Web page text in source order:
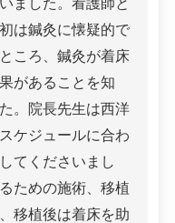
は鍼灸に懐疑的で
ころ、鍼灸が着床
があることを知
。院長先生は西洋
ケジュールに合わ
てくださいまし
ための施術、移植
移植後は着床を助